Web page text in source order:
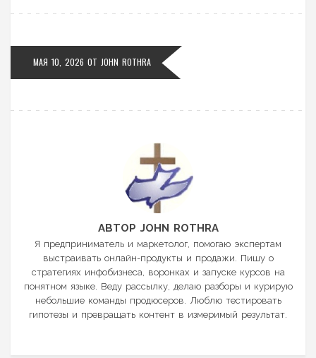
МАЯ 10, 2026 ОТ JOHN ROTHRA
АВТОР JOHN ROTHRA
Я предприниматель и маркетолог, помогаю экспертам
выстраивать онлайн-продукты и продажи. Пишу о
стратегиях инфобизнеса, воронках и запуске курсов на
понятном языке. Веду рассылку, делаю разборы и курирую
небольшие команды продюсеров. Люблю тестировать
гипотезы и превращать контент в измеримый результат.